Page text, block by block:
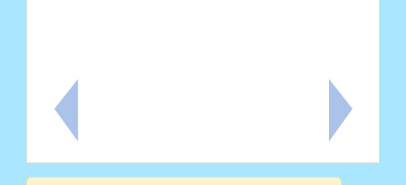
上一筆：轉知國立體育大學辦理「115年山域嚮導增能
下一筆：